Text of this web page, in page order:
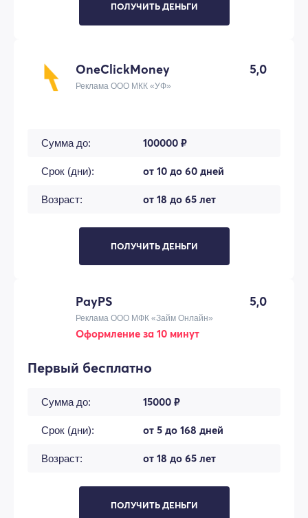
ПОЛУЧИТЬ ДЕНЬГИ
OneClickMoney 5,0
Реклама ООО МКК «УФ»
Сумма до: 100000 ₽
Срок (дни): от 10 до 60 дней
Возраст: от 18 до 65 лет
ПОЛУЧИТЬ ДЕНЬГИ
PayPS 5,0
Реклама ООО МФК «Займ Онлайн»
Оформление за 10 минут
Первый бесплатно
Сумма до: 15000 ₽
Срок (дни): от 5 до 168 дней
Возраст: от 18 до 65 лет
ПОЛУЧИТЬ ДЕНЬГИ